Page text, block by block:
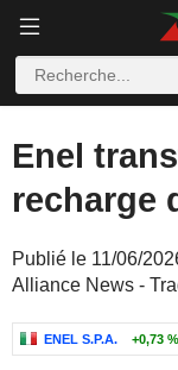
Enel
recharge
Publié le 11/06/
Alliance News -
ENEL S.P.A. +0,73 %